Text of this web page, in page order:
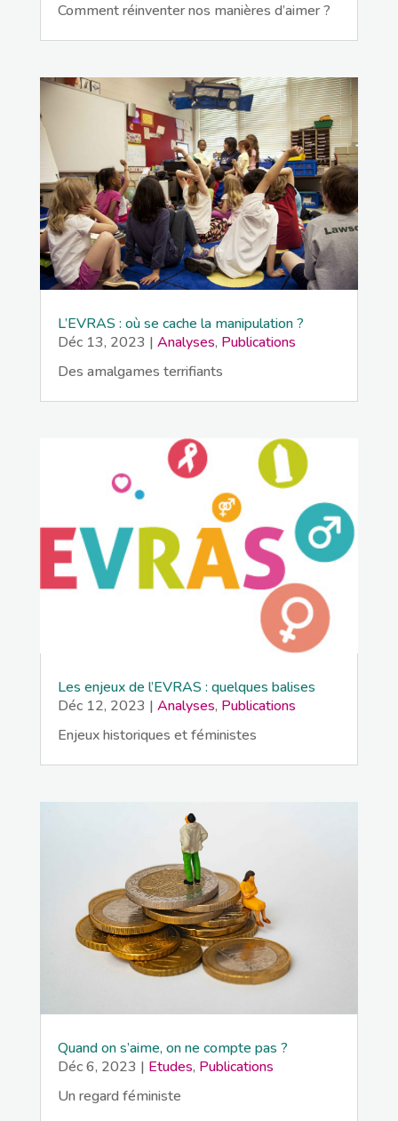
Comment réinventer nos manières d’aimer ?
L’EVRAS : où se cache la manipulation ?
Déc 13, 2023 | Analyses, Publications
Des amalgames terrifiants
Les enjeux de l’EVRAS : quelques balises
Déc 12, 2023 | Analyses, Publications
Enjeux historiques et féministes
Quand on s’aime, on ne compte pas ?
Déc 6, 2023 | Etudes, Publications
Un regard féministe